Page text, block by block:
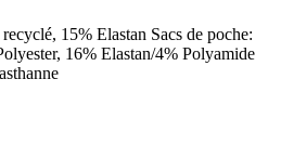
15% Elastan Sacs de poche:
16% Elastan/4% Polyamide